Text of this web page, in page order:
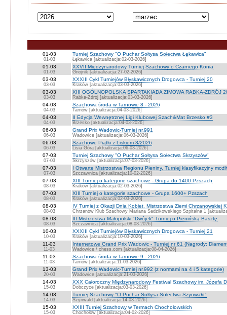
01-03
01-03
Turniej Szachowy "O Puchar Sołtysa Sołectwa Łękawica"
Łękawica [aktualizacja:02-03-2026]
01-03
01-03
XXVII Międzynarodowy Turniej Szachowy o Czarnego Konia
Gnojnik [aktualizacja:27-02-2026]
03-03
03-03
XXXIII Cykl Turniejów Błyskawicznych Drogowca - Turniej 20
Kraków [aktualizacja:03-03-2026]
03-03
03-03
XIII OGÓLNOPOLSKA SPARTAKIADA ZIMOWA RABKA-ZDRÓJ
Rabka-Zdrój [aktualizacja:03-03-2026]
04-03
04-03
Szachowa środa w Tarnowie 8 - 2026
Tarnów [aktualizacja:04-03-2026]
04-03
04-03
II Edycja Wewnętrznej Ligi Klubowej Szach&Mat Brzesko #3
Brzesko [aktualizacja:04-03-2026]
06-03
06-03
Grand Prix Wadowic-Turniej nr.991
Wadowice [aktualizacja:06-03-2026]
06-03
06-03
Szachowe Piątki z Liskiem 3/2026
Lisia Góra [aktualizacja:06-03-2026]
07-03
07-03
Turniej Szachowy "O Puchar Sołtysa Sołectwa Skrzyszów"
Skrzyszów [aktualizacja:07-03-2026]
07-03
07-03
I Otwarte Mistrzostwa Regionu Pieniny. Turniej klasyfikacyjny
Szczawnica [aktualizacja:10-02-2026]
07-03
08-03
XIII Turniej o kategorie szachowe - Grupa do 1400 Pzszach
Kraków [aktualizacja:02-03-2026]
07-03
08-03
XIII Turniej o kategorie szachowe - Grupa 1600+ Pzszach
Kraków [aktualizacja:02-03-2026]
08-03
08-03
IV Turniej z Okazji Dnia Kobiet. Mistrzostwa Ziemi Chrzanowskiej
Chrzanów Klub Szachowy Mariana Sadzikowskiego Szpitalna 1
08-03
08-03
III Mistrzostwa Małopolski "Dwójek" Turniej o Pienińską Basztę
Szczawnica [aktualizacja:08-03-2026]
10-03
10-03
XXXIII Cykl Turniejów Błyskawicznych Drogowca - Turniej 21
Kraków [aktualizacja:10-03-2026]
11-03
11-03
Internetowe Grand Prix Wadowic - Turniej nr 61 (Nagrody:
Wadowice / chess.com [aktualizacja:08-04-2026]
11-03
11-03
Szachowa środa w Tarnowie 9 - 2026
Tarnów [aktualizacja:11-03-2026]
13-03
20-03
Grand Prix Wadowic-Turniej nr.992 (z normami na 4 i 5 kategorie)
Wadowice [aktualizacja:21-03-2026]
14-03
15-03
XXX Całoroczny Międzynarodowy Festiwal Szachowy im. Józefa
Dobczyce [aktualizacja:03-03-2026]
14-03
14-03
Turniej Szachowy "O Puchar Sołtysa Sołectwa Szynwałd"
Szynwałd [aktualizacja:14-03-2026]
15-03
15-03
XXIII Turniej Szachowy w Termach Chochołowskich
Chochołów [aktualizacja:04-02-2026]